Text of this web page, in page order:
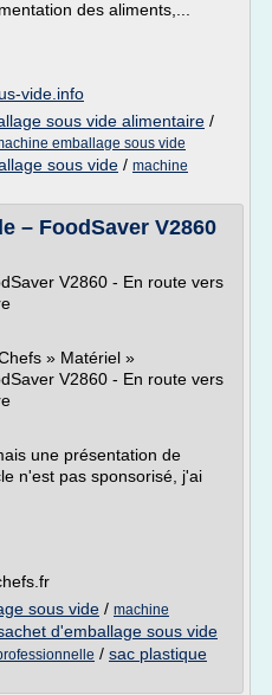
des aliments,...
vide.info
sous vide alimentaire /
emballage sous vide
sous vide / machine
– FoodSaver V2860
V2860 - En route vers
» Matériel »
V2860 - En route vers
une présentation de
n'est pas sponsorisé, j'ai
sous vide / machine
d'emballage sous vide
/ sac plastique